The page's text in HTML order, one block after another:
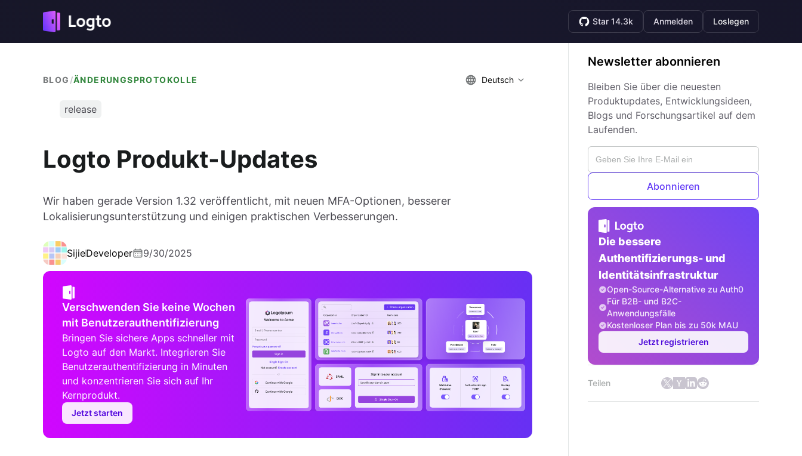
Star 14.3k Anmelden Loslegen
BLOG /ÄNDERUNGSPROTOKOLLE Deutsch
release
Logto Produkt-Updates
Wir haben gerade Version 1.32 veröffentlicht, mit neuen MFA-Optionen, besserer
Lokalisierungsunterstützung und einigen praktischen Verbesserungen.
SijieDeveloper 9/30/2025
Verschwenden Sie keine Wochen
mit Benutzerauthentifizierung
Bringen Sie sichere Apps schneller mit
Logto auf den Markt. Integrieren Sie
Benutzerauthentifizierung in Minuten
und konzentrieren Sie sich auf Ihr
Kernprodukt.
Jetzt starten
Newsletter abonnieren
Bleiben Sie über die neuesten
Produktupdates, Entwicklungsideen,
Blogs und Forschungsartikel auf dem
Laufenden.
Abonnieren
Die bessere
Authentifizierungs- und
Identitätsinfrastruktur
Open-Source-Alternative zu Auth0
Für B2B- und B2C-
Anwendungsfälle
Kostenloser Plan bis zu 50k MAU
Jetzt registrieren
Teilen